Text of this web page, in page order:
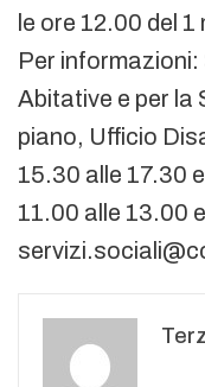
le ore 12.00 del
Per
Abitative e per la
piano, Ufficio
15.30 alle 17.30
11.00 alle 13.00